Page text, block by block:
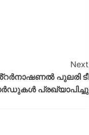
Next
പുലരി ടീ
പ്രഖ്യാപിച്ചു